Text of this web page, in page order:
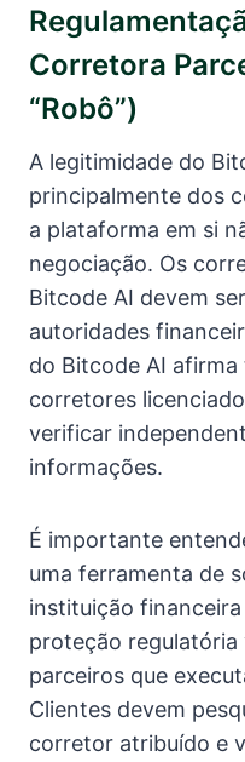
Corretora
“robô”)
A legitimidade do
principalmente dos
a plataforma em si
negociação. Os
Bitcode AI devem
autoridades
do Bitcode AI
corretores
verificar
informações.
É importante
uma ferramenta de
instituição
proteção
parceiros que
Clientes devem
corretor atribuído e